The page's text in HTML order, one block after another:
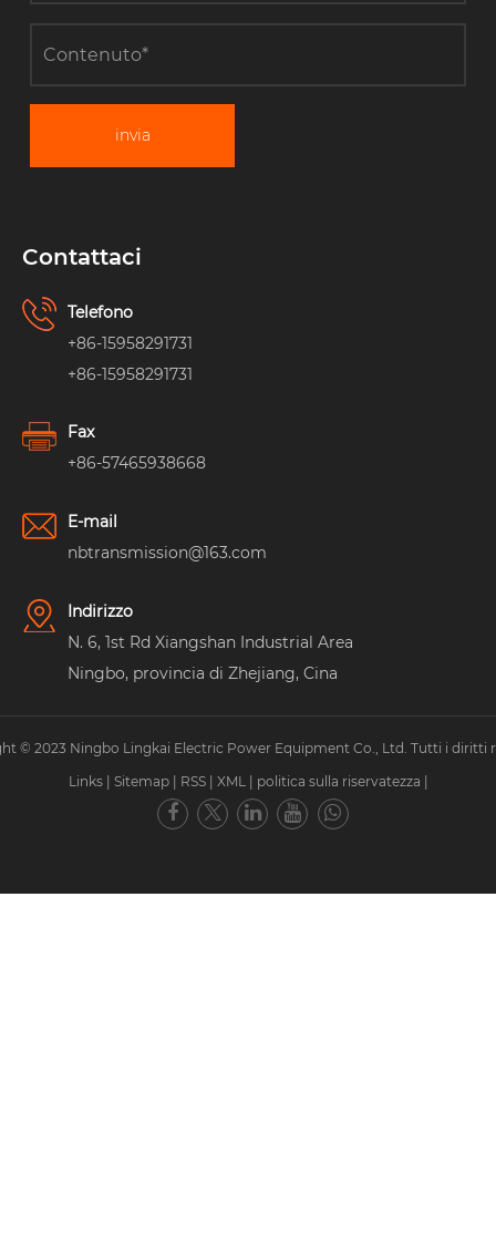
invia
Contattaci
Telefono
+86-15958291731
+86-15958291731
Fax
+86-57465938668
E-mail
nbtransmission@163.com
Indirizzo
N. 6, 1st Rd Xiangshan Industrial Area
Ningbo, provincia di Zhejiang, Cina
© 2023 Ningbo Lingkai Electric Power Equipment Co., Ltd. Tutti i diritti
Links
Sitemap RSS XML politica sulla riservatezza